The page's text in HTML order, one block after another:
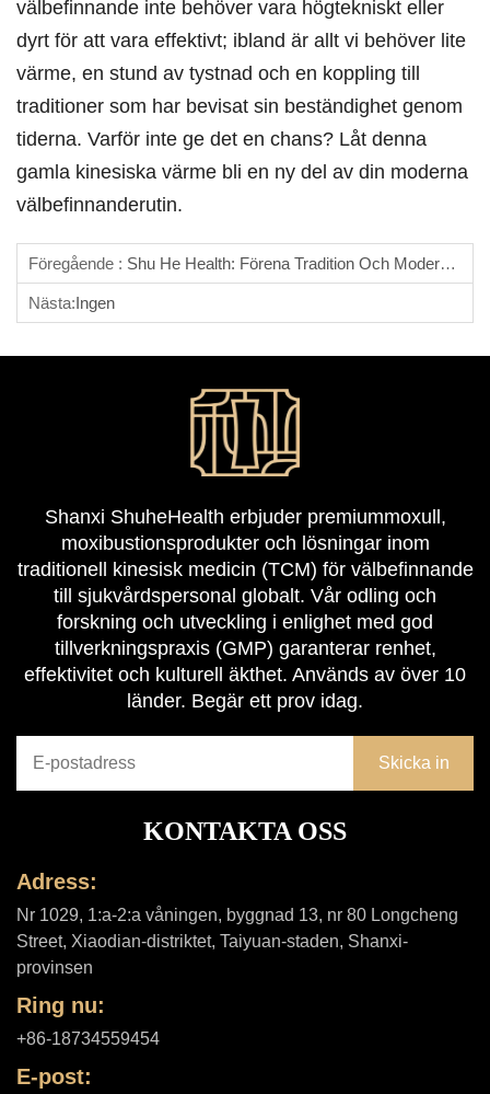
välbefinnande inte behöver vara högtekniskt eller
dyrt för att vara effektivt; ibland är allt vi behöver lite
värme, en stund av tystnad och en koppling till
traditioner som har bevisat sin beständighet genom
tiderna. Varför inte ge det en chans? Låt denna
gamla kinesiska värme bli en ny del av din moderna
välbefinnanderutin.
Föregående : Shu He Health: Förena Tradition Och Modernitet, Förbättra Både Moxibustionstekniker Och Professionell Etikett
Nästa:Ingen
Shanxi ShuheHealth erbjuder premiummoxull,
moxibustionsprodukter och lösningar inom
traditionell kinesisk medicin (TCM) för välbefinnande
till sjukvårdspersonal globalt. Vår odling och
forskning och utveckling i enlighet med god
tillverkningspraxis (GMP) garanterar renhet,
effektivitet och kulturell äkthet. Används av över 10
länder. Begär ett prov idag.
KONTAKTA OSS
Adress:
Nr 1029, 1:a-2:a våningen, byggnad 13, nr 80 Longcheng
Street, Xiaodian-distriktet, Taiyuan-staden, Shanxi-
provinsen
Ring nu:
+86-18734559454
E-post: